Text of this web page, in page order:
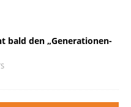
bald den „Generationen-